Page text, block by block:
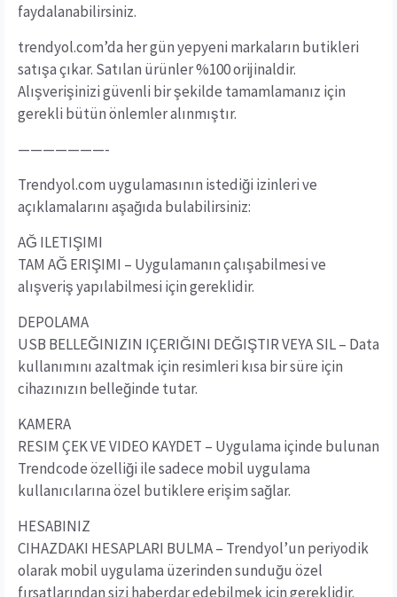
faydalanabilirsiniz.
trendyol.com’da her gün yepyeni markaların butikleri
satışa çıkar. Satılan ürünler %100 orijinaldir.
Alışverişinizi güvenli bir şekilde tamamlamanız için
gerekli bütün önlemler alınmıştır.
———————-
Trendyol.com uygulamasının istediği izinleri ve
açıklamalarını aşağıda bulabilirsiniz:
AĞ ILETIŞIMI
TAM AĞ ERIŞIMI – Uygulamanın çalışabilmesi ve
alışveriş yapılabilmesi için gereklidir.
DEPOLAMA
USB BELLEĞINIZIN IÇERIĞINI DEĞIŞTIR VEYA SIL – Data
kullanımını azaltmak için resimleri kısa bir süre için
cihazınızın belleğinde tutar.
KAMERA
RESIM ÇEK VE VIDEO KAYDET – Uygulama içinde bulunan
Trendcode özelliği ile sadece mobil uygulama
kullanıcılarına özel butiklere erişim sağlar.
HESABINIZ
CIHAZDAKI HESAPLARI BULMA – Trendyol’un periyodik
olarak mobil uygulama üzerinden sunduğu özel
fırsatlarından sizi haberdar edebilmek için gereklidir.